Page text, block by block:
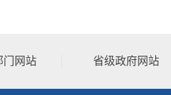
门网站 省级政府网站